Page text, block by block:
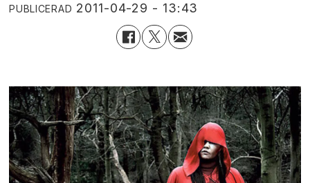
PUBLICERAD 2011-04-29 - 13:43